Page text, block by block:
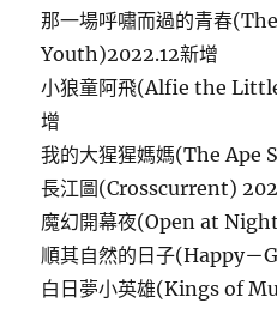
那一場呼嘯而過的青春
Youth)2022.12新增
小狼童阿飛(Alfie the
增
我的大猩猩媽媽(The Ape
長江圖(Crosscurrent)
魔幻開幕夜(Open at
順其自然的日子(Happy－
白日夢小英雄(Kings of